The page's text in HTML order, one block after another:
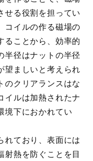
せる役割を担ってい
コイルの作る磁場の
ることから、効率的
半径はナットの半径
望ましいと考えられ
のクリアランスはな
イルは加熱されたナ
境下におかれてい
ており、表面には
射熱を防ぐことを目